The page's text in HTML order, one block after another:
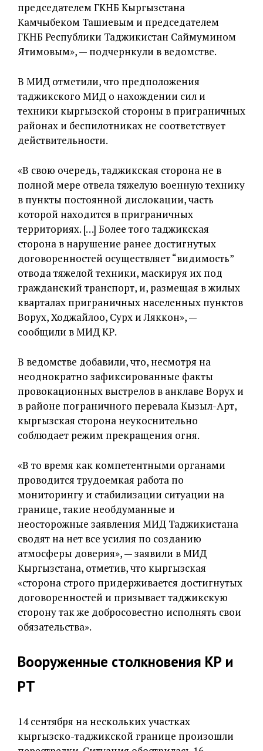
председателем ГКНБ Кыргызстана
Камчыбеком Ташиевым и председателем
ГКНБ Республики Таджикистан Саймумином
Ятимовым», — подчернкули в ведомстве.
В МИД отметили, что предположения
таджикского МИД о нахождении сил и
техники кыргызской стороны в приграничных
районах и беспилотниках не соответствует
действительности.
«В свою очередь, таджикская сторона не в
полной мере отвела тяжелую военную технику
в пункты постоянной дислокации, часть
которой находится в приграничных
территориях. […] Более того таджикская
сторона в нарушение ранее достигнутых
договоренностей осуществляет “видимость”
отвода тяжелой техники, маскируя их под
гражданский транспорт, и, размещая в жилых
кварталах приграничных населенных пунктов
Ворух, Ходжайлоо, Сурх и Ляккон», —
сообщили в МИД КР.
В ведомстве добавили, что, несмотря на
неоднократно зафиксированные факты
провокационных выстрелов в анклаве Ворух и
в районе пограничного перевала Кызыл-Арт,
кыргызская сторона неукоснительно
соблюдает режим прекращения огня.
«В то время как компетентными органами
проводится трудоемкая работа по
мониторингу и стабилизации ситуации на
границе, такие необдуманные и
неосторожные заявления МИД Таджикистана
сводят на нет все усилия по созданию
атмосферы доверия», — заявили в МИД
Кыргызстана, отметив, что кыргызская
«сторона строго придерживается достигнутых
договоренностей и призывает таджикскую
сторону так же добросовестно исполнять свои
обязательства».
Вооруженные столкновения КР и
РТ
14 сентября на нескольких участках
кыргызско-таджикской границе произошли